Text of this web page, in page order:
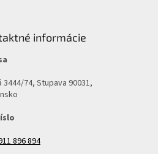
informácie
3444/74, Stupava 90031,
896 894